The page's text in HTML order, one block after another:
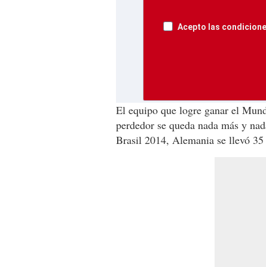
Acepto las
El equipo que logre ganar el
perdedor se queda nada más y
Brasil 2014, Alemania se llevó